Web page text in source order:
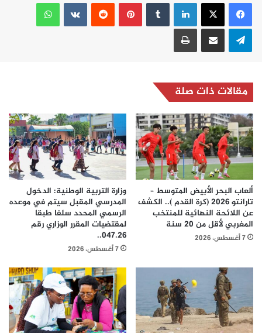
تيلقرام مشاركة عبر البريد طباعة
مقالات ذات صلة
ألعاب البحر الأبيض المتوسط –
تارانتو 2026 (كرة القدم ).. الكشف
عن اللائحة النهائية للمنتخب
المغربي لأقل من 20 سنة
7 أغسطس، 2026
وزارة التربية الوطنية: الدخول
المدرسي المقبل سیتم في موعده
الرسمي المحدد سلفا طبقا
لمقتضیات المقرر الوزاري رقم
047.26..
7 أغسطس، 2026